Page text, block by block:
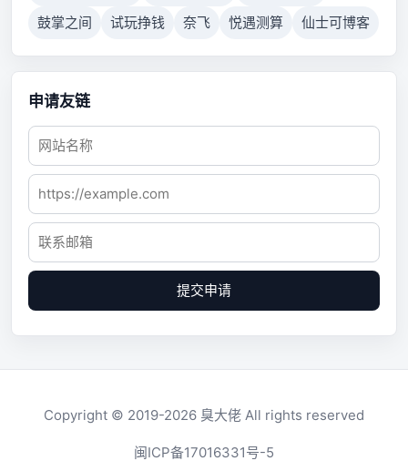
鼓掌之间
试玩挣钱 奈飞 悦遇测算 仙士可博客
申请友链
提交申请
Copyright © 2019-2026 臭大佬 All rights reserved
闽ICP备17016331号-5